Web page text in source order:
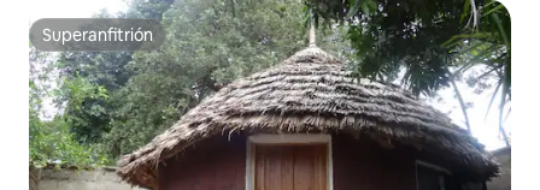
Superanfitrión
Superanfitrión